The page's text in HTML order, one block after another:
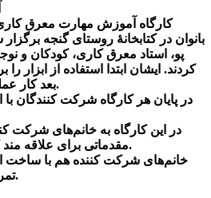
کارگاه آموزش مهارت معرق
بانوان در کتابخانۀ روستای گنجه
پو، استاد معرق کاری، کودکان و
کردند. ایشان ابتدا استفاده از ابزار
بعد کار عملی مقدماتی را شروع کردند.
در پایان هر کارگاه شرکت کنندگان با
در این کارگاه به خانم‌های شرکت
مقدماتی برای علاقه مند کردن به کارآفرینی داده شد.
خانم‌های شرکت کننده هم با ساخت
تمرین عملی خود را انجام دادند.